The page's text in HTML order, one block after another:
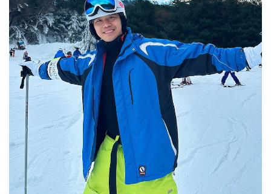
Kinh tế
Bất động sản
Khởi nghiệp
Thị trường
Giá vàng
Tiêu dùng
Chứng khoán
Giá cà phê